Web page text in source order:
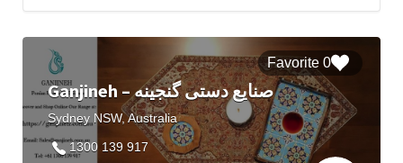
0 Favorite
Ganjineh – صنایع دستی گنجینه
Sydney NSW, Australia
1300 139 917